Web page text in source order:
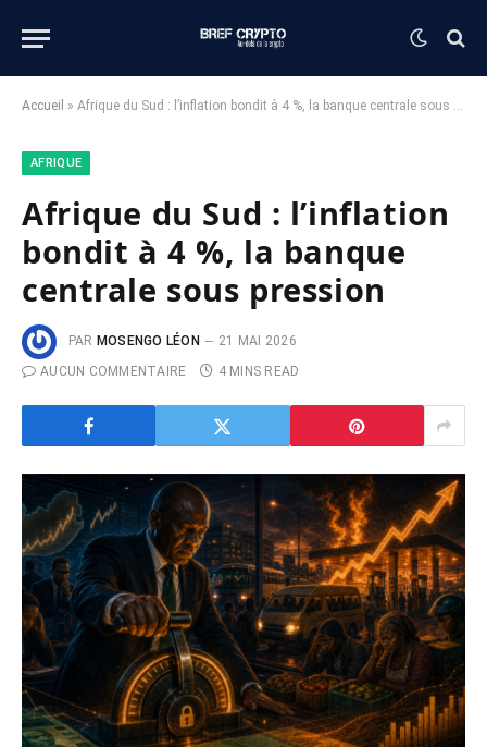
Accueil » Afrique du Sud : l’inflation bondit à 4 %, la banque centrale sous pression
AFRIQUE
Afrique du Sud : l’inflation
bondit à 4 %, la banque
centrale sous pression
PAR MOSENGO LÉON
21 MAI 2026
AUCUN COMMENTAIRE
4 MINS READ